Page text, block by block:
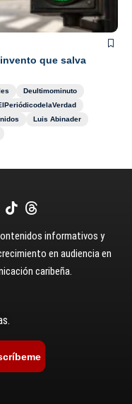
que salva
Deultimominuto
Luis Abinader
informativos y
en audiencia en
caribeña.